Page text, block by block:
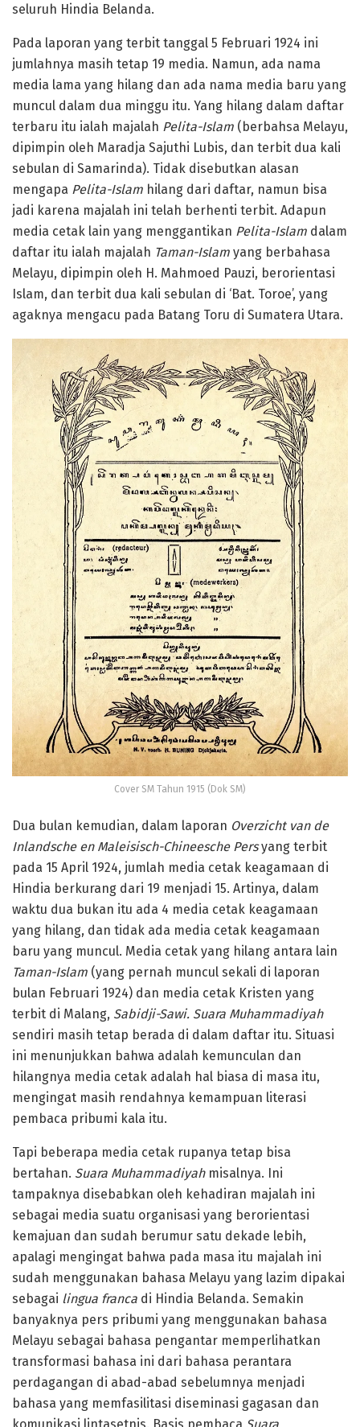
seluruh Hindia Belanda.
Pada laporan yang terbit tanggal 5 Februari 1924 ini
jumlahnya masih tetap 19 media. Namun, ada nama
media lama yang hilang dan ada nama media baru yang
muncul dalam dua minggu itu. Yang hilang dalam daftar
terbaru itu ialah majalah Pelita-Islam (berbahsa Melayu,
dipimpin oleh Maradja Sajuthi Lubis, dan terbit dua kali
sebulan di Samarinda). Tidak disebutkan alasan
mengapa Pelita-Islam hilang dari daftar, namun bisa
jadi karena majalah ini telah berhenti terbit. Adapun
media cetak lain yang menggantikan Pelita-Islam dalam
daftar itu ialah majalah Taman-Islam yang berbahasa
Melayu, dipimpin oleh H. Mahmoed Pauzi, berorientasi
Islam, dan terbit dua kali sebulan di ‘Bat. Toroe’, yang
agaknya mengacu pada Batang Toru di Sumatera Utara.
Cover SM Tahun 1915 (Dok SM)
Dua bulan kemudian, dalam laporan Overzicht van de
Inlandsche en Maleisisch-Chineesche Persyang terbit
pada 15 April 1924, jumlah media cetak keagamaan di
Hindia berkurang dari 19 menjadi 15. Artinya, dalam
waktu dua bukan itu ada 4 media cetak keagamaan
yang hilang, dan tidak ada media cetak keagamaan
baru yang muncul. Media cetak yang hilang antara lain
Taman-Islam (yang pernah muncul sekali di laporan
bulan Februari 1924) dan media cetak Kristen yang
terbit di Malang, Sabidji-Sawi. Suara Muhammadiyah
sendiri masih tetap berada di dalam daftar itu. Situasi
ini menunjukkan bahwa adalah kemunculan dan
hilangnya media cetak adalah hal biasa di masa itu,
mengingat masih rendahnya kemampuan literasi
pembaca pribumi kala itu.
Tapi beberapa media cetak rupanya tetap bisa
bertahan. Suara Muhammadiyah misalnya. Ini
tampaknya disebabkan oleh kehadiran majalah ini
sebagai media suatu organisasi yang berorientasi
kemajuan dan sudah berumur satu dekade lebih,
apalagi mengingat bahwa pada masa itu majalah ini
sudah menggunakan bahasa Melayu yang lazim dipakai
sebagai lingua franca di Hindia Belanda. Semakin
banyaknya pers pribumi yang menggunakan bahasa
Melayu sebagai bahasa pengantar memperlihatkan
transformasi bahasa ini dari bahasa perantara
perdagangan di abad-abad sebelumnya menjadi
bahasa yang memfasilitasi diseminasi gagasan dan